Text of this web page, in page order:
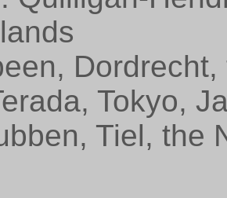
Tokyo,
Tiel, the